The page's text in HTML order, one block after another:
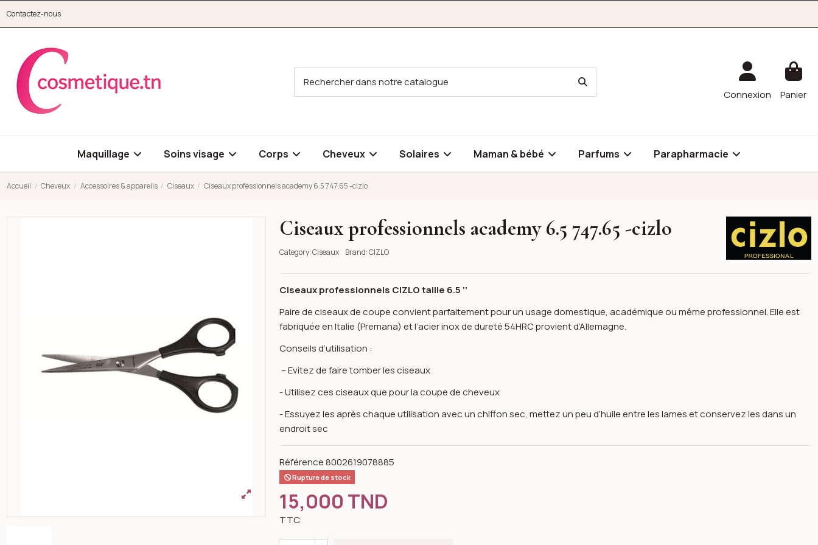
Contactez-nous
Connexion Panier
Maquillage Soins visage Corps Cheveux Solaires Maman & bébé Parfums Parapharmacie
Accueil Cheveux Accessoires & appareils Ciseaux Ciseaux professionnels academy 6.5 747.65 -cizlo
Open high resolution image of Ciseaux professionnels academy 6.5 747.65 -cizlo CIZLO
Ciseaux professionnels academy 6.5 747.65 -cizlo
Category:Ciseaux Brand:CIZLO
Ciseaux professionnels CIZLO taille 6.5 ‘’
Paire de ciseaux de coupe convient parfaitement pour un usage domestique, académique ou même professionnel. Elle est
fabriquée en Italie (Premana) et l’acier inox de dureté 54HRC provient d’Allemagne.
Conseils d’utilisation :
– Evitez de faire tomber les ciseaux
- Utilisez ces ciseaux que pour la coupe de cheveux
- Essuyez les après chaque utilisation avec un chiffon sec, mettez un peu d’huile entre les lames et conservez les dans un
endroit sec
Référence 8002619078885
Rupture de stock
15,000 TND
TTC